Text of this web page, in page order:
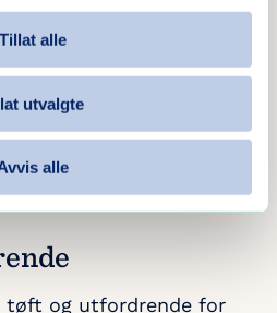
Tillat alle
utvalgte
alle
øyeblikk da Arvid Solheim leste
Vibecke Drivdal fikk «Årets
og utfordrende for